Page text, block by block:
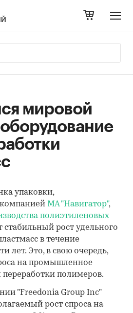
мировой
упаковки,
МА "Навигатор",
полиэтиленовых
стабильный рост удельного
в течение
лет. Это, в свою очередь,
на промышленное
переработки полимеров.
"Freedonia Group Inc"
рост спроса на